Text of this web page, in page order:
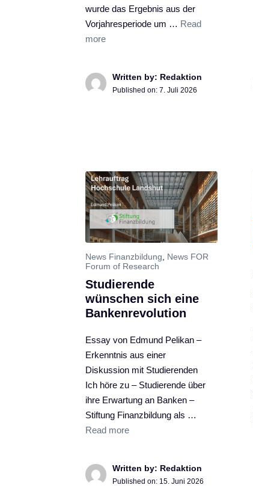
wurde das Ergebnis aus der
Vorjahresperiode um … Read
more
Written by: Redaktion
Published on: 7. Juli 2026
News Finanzbildung
News FOR
Forum of Research
Studierende
wünschen sich eine
Bankenrevolution
Essay von Edmund Pelikan –
Erkenntnis aus einer
Diskussion mit Studierenden
Ich höre zu – Studierende über
ihre Erwartung an Banken –
Stiftung Finanzbildung als …
Read more
Written by: Redaktion
Published on: 15. Juni 2026